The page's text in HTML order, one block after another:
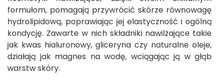
formułom, pomagają przywrócić skórze równowagę
hydrolipidową, poprawiając jej elastyczność i ogólną
kondycję. Zawarte w nich składniki nawilżające takie
jak kwas hialuronowy, gliceryna czy naturalne oleje,
działają jak magnes na wodę, wciągając ją w głąb
warstw skóry.